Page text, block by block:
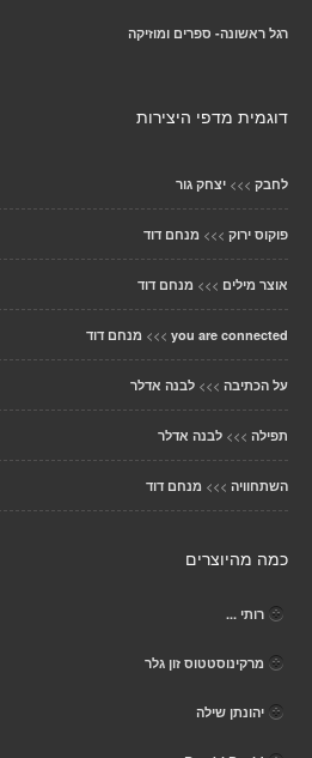
רגל ראשונה- ספרים ומוזיקה
דוגמית מדפי היצירות
לחבק >>> יצחק גור
פוקוס ירוק >>> מנחם דוד
אוצר מילים >>> מנחם דוד
you are connected
>>> מנחם דוד
על הכתיבה >>> לבנה אדלר
תפילה >>> לבנה אדלר
השתחוויה >>> מנחם דוד
כמה מהיוצרים
רותי ...
מרקינוסטטוס זון גלר
יהונתן שילה